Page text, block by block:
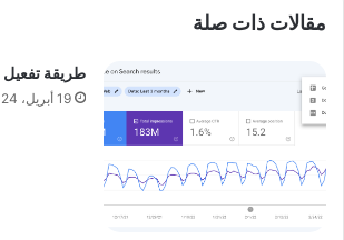
مقالات ذات صلة
طريقة تفعيل imagick في whm
19 أبريل، 2024